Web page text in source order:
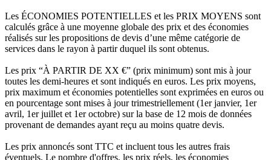
Les ÉCONOMIES POTENTIELLES et les PRIX MOYENS sont
calculés grâce à une moyenne globale des prix et des économies
réalisés sur les propositions de devis d’une même catégorie de
services dans le rayon à partir duquel ils sont obtenus.
Les prix “À PARTIR DE XX €” (prix minimum) sont mis à jour
toutes les demi-heures et sont indiqués en euros. Les prix moyens,
prix maximum et économies potentielles sont exprimées en euros ou
en pourcentage sont mises à jour trimestriellement (1er janvier, 1er
avril, 1er juillet et 1er octobre) sur la base de 12 mois de données
provenant de demandes ayant reçu au moins quatre devis.
Les prix annoncés sont TTC et incluent tous les autres frais
éventuels. Le nombre d'offres, les prix réels, les économies